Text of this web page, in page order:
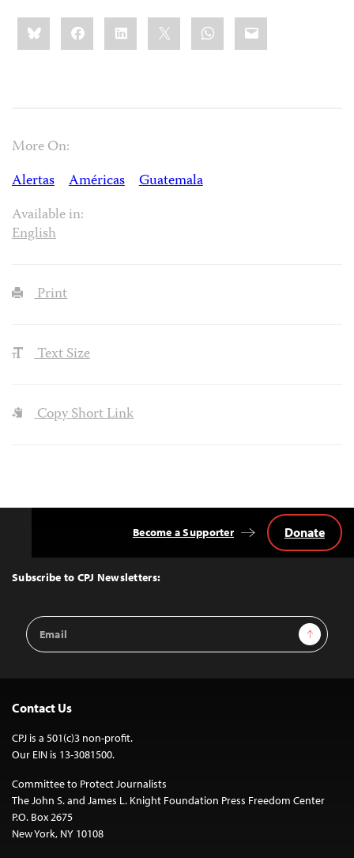
Share
this:BlueskyFacebookLinkedIn WhatsApp
Email
More On:
Alertas
Américas
Guatemala
Available in:
English
Print
Text Size
Copy Short Link
Top
Subscribe to CPJ Newsletters:
Email
Address
Sign Up
Become a Supporter Donate
Contact Us
CPJ is a 501(c)3 non-profit.
Our EIN is 13-3081500.
Committee to Protect Journalists
The John S. and James L. Knight Foundation Press Freedom Center
P.O. Box 2675
New York, NY 10108